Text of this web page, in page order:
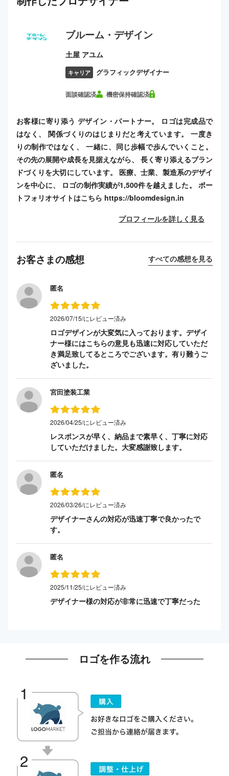
ブルーム・デザイン
土屋 アユム
キャリア グラフィックデザイナー
面談確認済 機密保持確認済
お客様に寄り添う デザイン・パートナー。 ロゴは完成品で
はなく、 関係づくりのはじまりだと考えています。 一度き
りの制作ではなく、 一緒に、同じ歩幅で歩んでいくこと。
その先の展開や成長を見据えながら、 長く寄り添えるブラン
ドづくりを大切にしています。 医療、士業、製造系のデザイ
ンを中心に、 ロゴの制作実績が1,500件を越えました。 ポー
トフォリオサイトはこちら https://bloomdesign.in
プロフィールを詳しく見る
お客さまの感想 すべての感想を見る
匿名
2026/07/15/にレビュー済み
ロゴデザインが大変気に入っております。デザイ
ナー様にはこちらの意見も迅速に対応していただ
き満足致してるところでございます。有り難うご
ざいました。
宮田塗装工業
2026/04/25/にレビュー済み
レスポンスが早く、納品まで素早く、丁寧に対応
していただけました。大変感謝致します。
匿名
2026/03/26/にレビュー済み
デザイナーさんの対応が迅速丁寧で良かったで
す。
匿名
2025/11/25/にレビュー済み
デザイナー様の対応が非常に迅速で丁寧だった
ロゴを作る流れ